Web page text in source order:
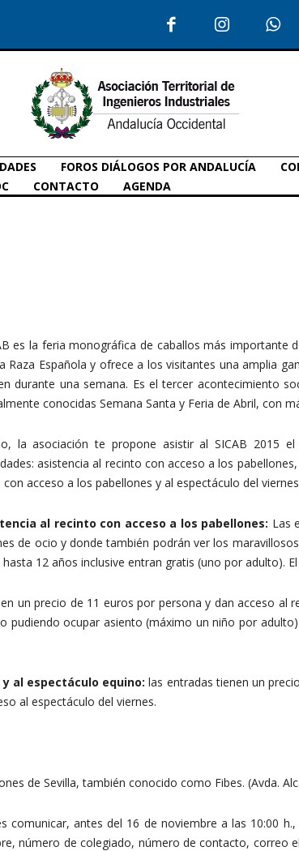
FOROS DIÁLOGOS POR ANDALUCÍA
CONTACTO AGENDA
es la feria monográfica de caballos más importante
Raza Española y ofrece a los visitantes una amplia
durante una semana. Es el tercer acontecimiento
conocidas Semana Santa y Feria de Abril, con
la asociación te propone asistir al SICAB 2015
asistencia al recinto con acceso a los
acceso a los pabellones y al espectáculo del
al recinto con acceso a los pabellones: Las
de ocio y donde también podrán ver los
12 años inclusive entran gratis (uno por adulto).
un precio de 11 euros por persona y dan acceso al
ocupar asiento (máximo un niño por
al espectáculo equino: las entradas tienen un
al espectáculo del viernes.
de Sevilla, también conocido como Fibes. (Avda.
antes del 16 de noviembre a las 10:00 h.,
número de colegiado, número de contacto, correo